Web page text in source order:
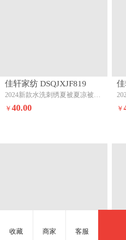
佳轩家纺 DSQJXJF819
2024新款水洗刺绣夏被夏凉被空调被字母款-浅灰-中灰
￥40.00
￥
收藏 商家 客服